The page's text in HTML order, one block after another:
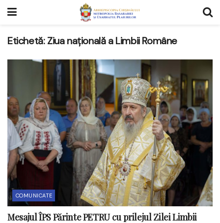
Etichetă:Ziua națională a Limbii Române
COMUNICATE
Mesajul ÎPS Părinte PETRU cu prilejul Zilei Limbii